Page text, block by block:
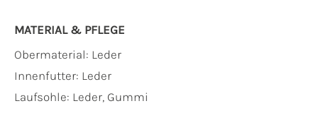
MATERIAL & PFLEGE
Obermaterial: Leder
Innenfutter: Leder
Laufsohle: Leder, Gummi